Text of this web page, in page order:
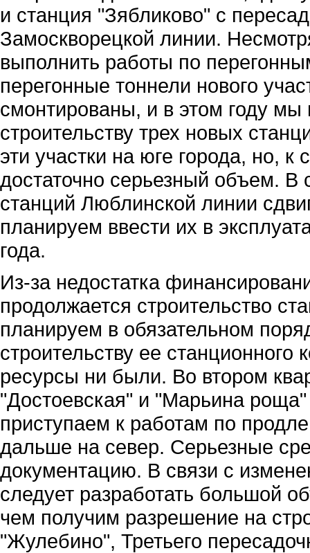
и станция "Зябликово" с
Замоскворецкой линии.
выполнить работы по
перегонные тоннели нового
смонтированы, и в этом году мы
строительству трех новых
эти участки на юге города, но,
достаточно серьезный объем. В
станций Люблинской линии
планируем ввести их в
года.
Из-за недостатка
продолжается строительство
планируем в обязательном
строительству ее
ресурсы ни были. Во втором
"Достоевская" и "Марьина
приступаем к работам по
дальше на север. Серьезные
документацию. В связи с
следует разработать большой
чем получим разрешение на
"Жулебино", Третьего